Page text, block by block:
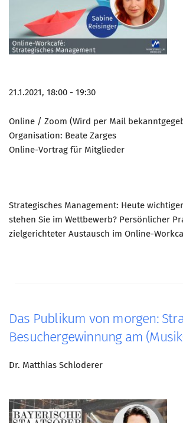
21.1.2021, 18:00 - 19:30
Online / Zoom (Wird per Mail
Organisation: Beate Zarges
Online-Vortrag für Mitglieder
Strategisches Management: Heute
stehen Sie im Wettbewerb? Persönlicher
zielgerichteter Austausch im Online-
Das Publikum von morgen:
Besuchergewinnung am
Dr. Matthias Schloderer